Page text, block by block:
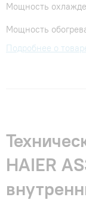
Мощность
Мощность
Подробнее о
HAIER